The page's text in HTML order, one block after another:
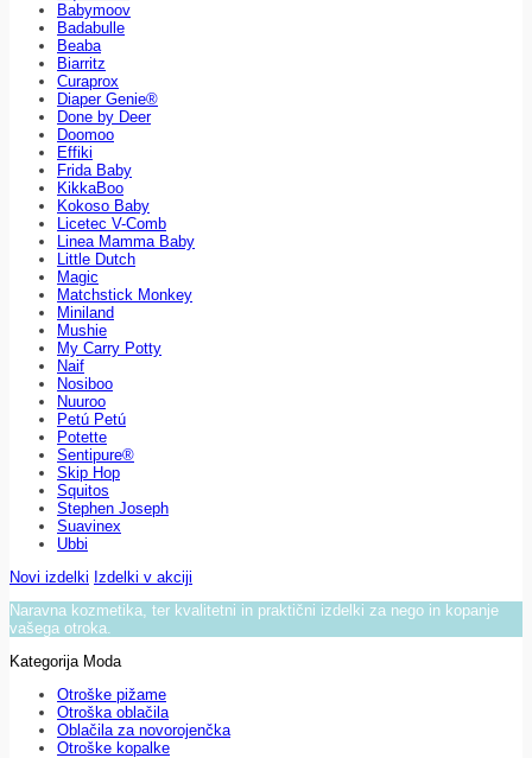
Babymoov
Badabulle
Beaba
Biarritz
Curaprox
Diaper Genie®
Done by Deer
Doomoo
Effiki
Frida Baby
KikkaBoo
Kokoso Baby
Licetec V-Comb
Linea Mamma Baby
Little Dutch
Magic
Matchstick Monkey
Miniland
Mushie
My Carry Potty
Naif
Nosiboo
Nuuroo
Petú Petú
Potette
Sentipure®
Skip Hop
Squitos
Stephen Joseph
Suavinex
Ubbi
Novi izdelki Izdelki v akciji
Naravna kozmetika, ter kvalitetni in praktični izdelki za nego in kopanje
vašega otroka.
Kategorija Moda
Otroške pižame
Otroška oblačila
Oblačila za novorojenčka
Otroške kopalke